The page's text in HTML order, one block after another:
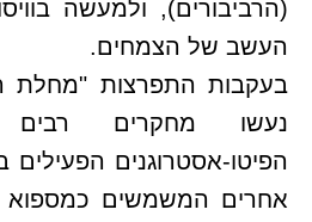
(הרביבורים), ולמעשה
העשב של הצמחים.
בעקבות התפרצות "מחלת
נעשו מחקרים רבים
הפיטו-אסטרוגנים
אחרים המשמשים כמספוא